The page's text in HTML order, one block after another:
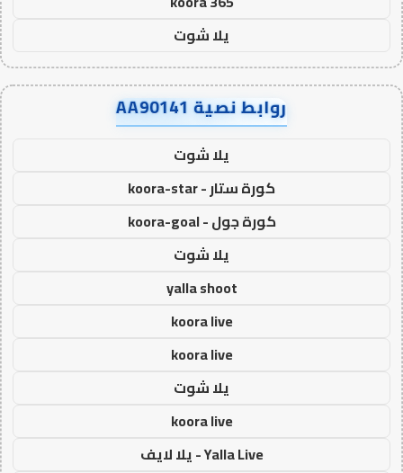
يلا شوت
روابط نصية AA90141
يلا شوت
كورة ستار - koora-star
كورة جول - koora-goal
يلا شوت
yalla shoot
koora live
koora live
يلا شوت
koora live
Yalla Live - يلا لايف